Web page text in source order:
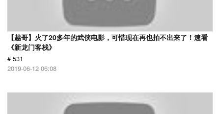
【越哥】火了20多年的武侠电影，可惜现在再也拍不出来了！速看
《新龙门客栈》
# 531
2019-06-12 06:08